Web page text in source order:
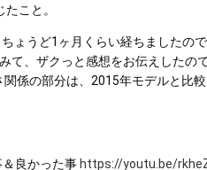
こと。
ょうど1ヶ月くらい経ちましたの
て、ザクっと感想をお伝えしたの
係の部分は、2015年モデルと比
良かった事 https://youtu.be/